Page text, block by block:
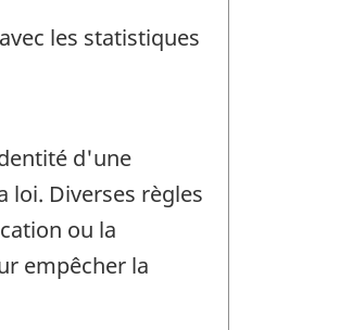
les statistiques
d'une
loi. Diverses règles
ou la
empêcher la